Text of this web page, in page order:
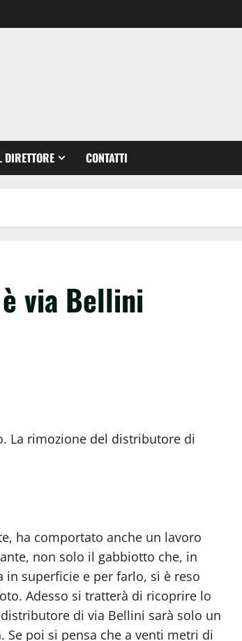
DIRETTORE CONTATTI
via Bellini
La rimozione del distributore di
ha comportato anche un lavoro
non solo il gabbiotto che, in
superficie e per farlo, si è reso
Adesso si tratterà di ricoprire lo
di via Bellini sarà solo un
poi si pensa che a venti metri di